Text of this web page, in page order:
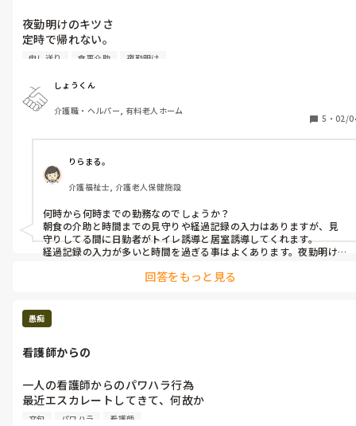
夜勤明けのキツさ
定時で帰れない。
9時から申し送りで
帰りが遅くなる。
申し送り 食事介助 夜勤明け
しょうくん
介護職・ヘルパー, 有料老人ホーム
5 ・ 02/
りらまる。
介護福祉士, 介護老人保健施設
何時から何時までの勤務なのでしょうか？
朝食の介助と時間までの見守りや経過記録の入力はありますが、見
守りしてる間に日勤者がトイレ誘導と居室誘導してくれます。
経過記録の入力が多いと時間を過ぎる事はよくあります。夜勤明けは
回答をもっと見る
愚痴
看護師からの
一人の看護師からのパワハラ行為
最近エスカレートしてきて、何故か
風呂の介助の時にはガミガミ文句言ってくる
文句 パワハラ 看護師